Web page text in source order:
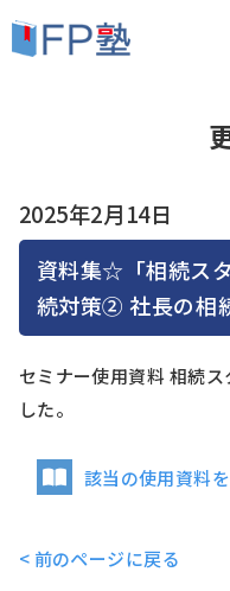
2025年2月14日
資料集☆「相続ス
続対策② 社長の相
セミナー使用資料 相続
した。
該当の使用資料
< 前のページに戻る